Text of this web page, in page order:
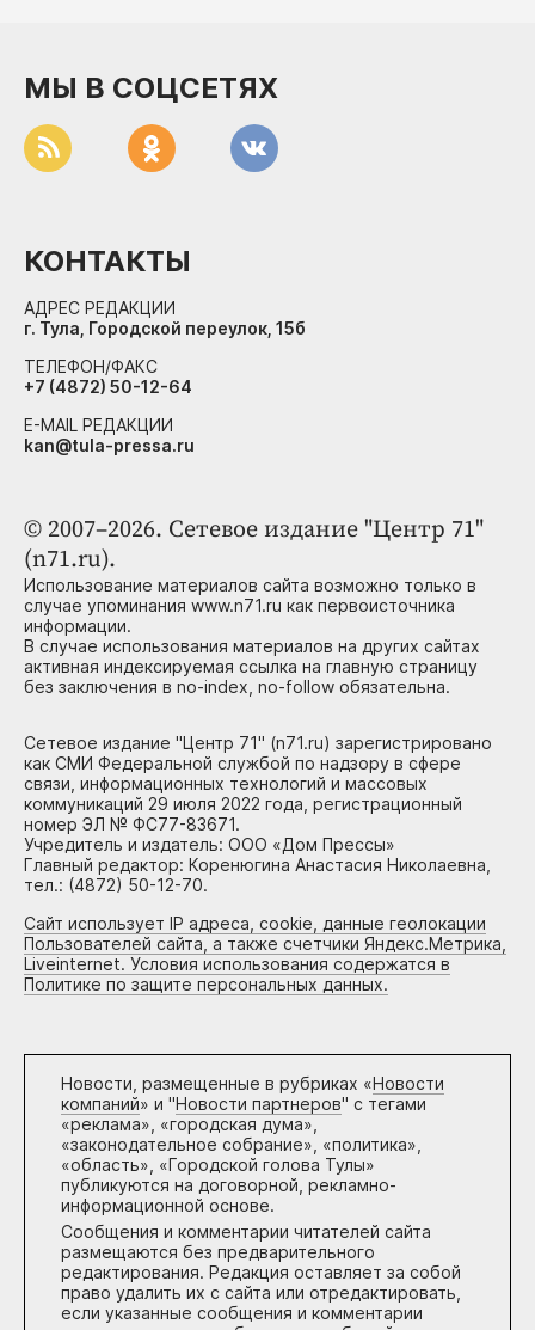
© 2007–2026. Сетевое издание "Центр 71"
(n71.ru).
Использование материалов сайта возможно только в
случае упоминания www.n71.ru как первоисточника
информации.
В случае использования материалов на других сайтах
активная индексируемая ссылка на главную страницу
без заключения в no-index, no-follow обязательна.
Сетевое издание "Центр 71" (n71.ru) зарегистрировано
как СМИ Федеральной службой по надзору в сфере
связи, информационных технологий и массовых
коммуникаций 29 июля 2022 года, регистрационный
номер ЭЛ № ФС77-83671.
Учредитель и издатель: ООО «Дом Прессы»
Главный редактор: Коренюгина Анастасия Николаевна,
тел.: (4872) 50-12-70.
Сайт использует IP адреса, cookie, данные геолокации
Пользователей сайта, а также счетчики Яндекс.Метрика,
Liveinternet. Условия использования содержатся в
Политике по защите персональных данных.
Новости, размещенные в рубриках «Новости
компаний» и "Новости партнеров" с тегами
«реклама», «городская дума»,
«законодательное собрание», «политика»,
«область», «Городской голова Тулы»
публикуются на договорной, рекламно-
информационной основе.
Сообщения и комментарии читателей сайта
размещаются без предварительного
редактирования. Редакция оставляет за собой
право удалить их с сайта или отредактировать,
если указанные сообщения и комментарии
МЫ В СОЦСЕТЯХ
КОНТАКТЫ
АДРЕС РЕДАКЦИИ
г. Тула, Городской переулок, 15б
ТЕЛЕФОН/ФАКС
+7 (4872) 50-12-64
E-MAIL РЕДАКЦИИ
kan@tula-pressa.ru